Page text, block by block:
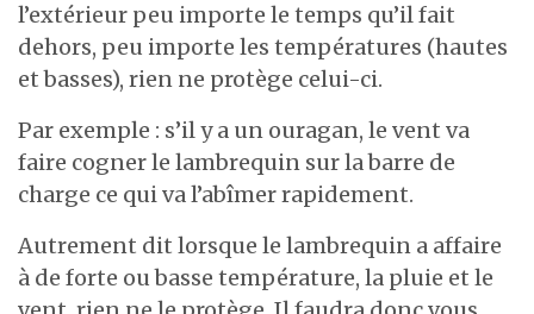
l’extérieur peu importe le temps qu’il fait
dehors, peu importe les températures (hautes
et basses), rien ne protège celui-ci.
Par exemple : s’il y a un ouragan, le vent va
faire cogner le lambrequin sur la barre de
charge ce qui va l’abîmer rapidement.
Autrement dit lorsque le lambrequin a affaire
à de forte ou basse température, la pluie et le